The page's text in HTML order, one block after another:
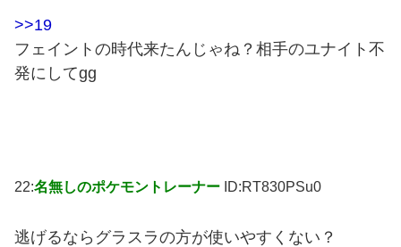
>>19
フェイントの時代来たんじゃね？相手のユナイト不
発にしてgg
22:名無しのポケモントレーナー ID:RT830PSu0
逃げるならグラスラの方が使いやすくない？